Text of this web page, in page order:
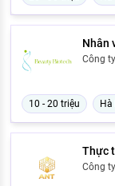
Nhân
Công
10 - 20 triệu Hà
Thực
Công